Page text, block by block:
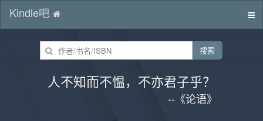
切
换
Kindle吧
搜索
人不知而不愠，不亦君子乎？
--《论语》